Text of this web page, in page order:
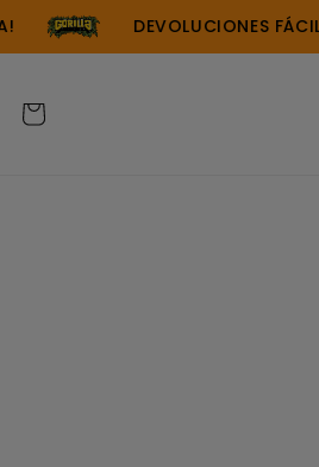
DEVOLUCIONES FÁCILES
Carrito